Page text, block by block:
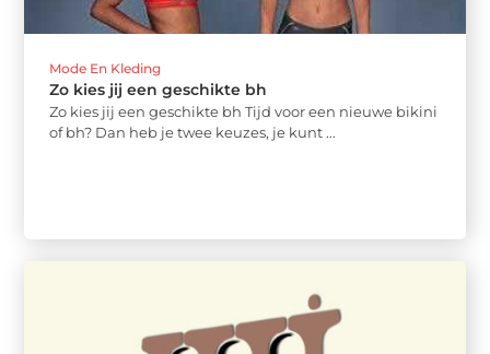
Mode En Kleding
Zo kies jij een geschikte bh
Zo kies jij een geschikte bh Tijd voor een nieuwe bikini
of bh? Dan heb je twee keuzes, je kunt ...